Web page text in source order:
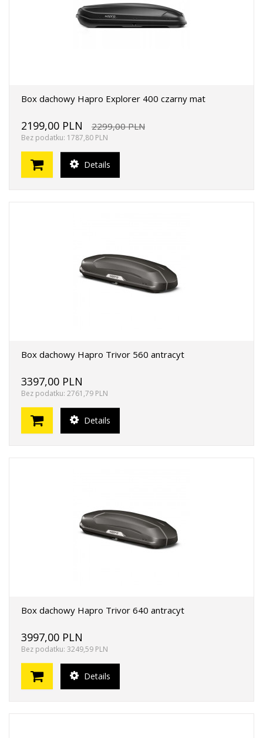
Box dachowy Hapro Explorer 400 czarny mat
2199,00 PLN 2299,00 PLN
Bez podatku: 1787,80 PLN
Details
Box dachowy Hapro Trivor 560 antracyt
3397,00 PLN
Bez podatku: 2761,79 PLN
Details
Box dachowy Hapro Trivor 640 antracyt
3997,00 PLN
Bez podatku: 3249,59 PLN
Details